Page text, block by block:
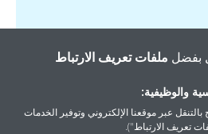
بفضل ملفات تعريف الارتباط
والوظيفية:
عبر موقعنا الإلكتروني وتوفير الخدمات
تعريف الارتباط").